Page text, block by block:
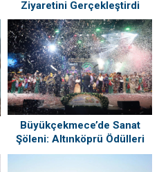
Ziyaretini Gerçekleştirdi
Büyükçekmece’de Sanat
Şöleni: Altınköprü Ödülleri
Sahiplerini Buldu!